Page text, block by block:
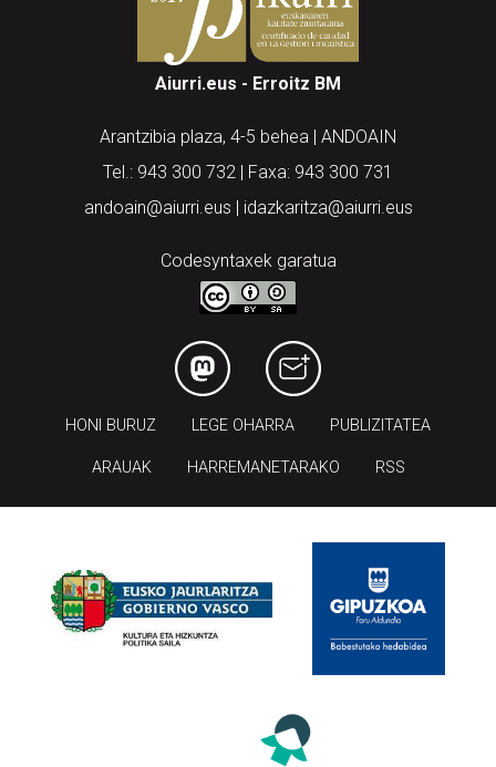
Aiurri.eus - Erroitz BM
Arantzibia plaza, 4-5 behea | ANDOAIN
Tel.: 943 300 732 | Faxa: 943 300 731
andoain@aiurri.eus | idazkaritza@aiurri.eus
Codesyntaxek garatua
HONI BURUZ LEGE OHARRA PUBLIZITATEA
ARAUAK HARREMANETARAKO RSS